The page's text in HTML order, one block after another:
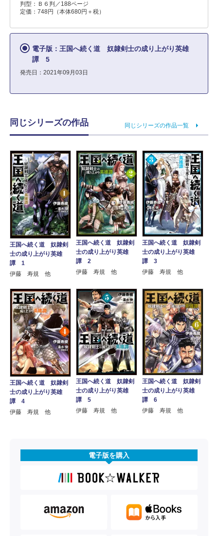
判型：Ｂ６判／188ページ
定価：748円（本体680円＋税）
電子版：王国へ続く道 奴隷剣士の成り上がり英雄
譚 5
発売日：2021年09月03日
同じシリーズの作品 同じシリーズの作品一覧
王国へ続く道 奴隷剣
士の成り上がり英雄
譚 1
伊藤 寿規 他
王国へ続く道 奴隷剣
士の成り上がり英雄
譚 2
伊藤 寿規 他
王国へ続く道 奴隷剣
士の成り上がり英雄
譚 3
伊藤 寿規 他
王国へ続く道 奴隷剣
士の成り上がり英雄
譚 4
伊藤 寿規 他
王国へ続く道 奴隷剣
士の成り上がり英雄
譚 5
伊藤 寿規 他
王国へ続く道 奴隷剣
士の成り上がり英雄
譚 6
伊藤 寿規 他
電子版を購入